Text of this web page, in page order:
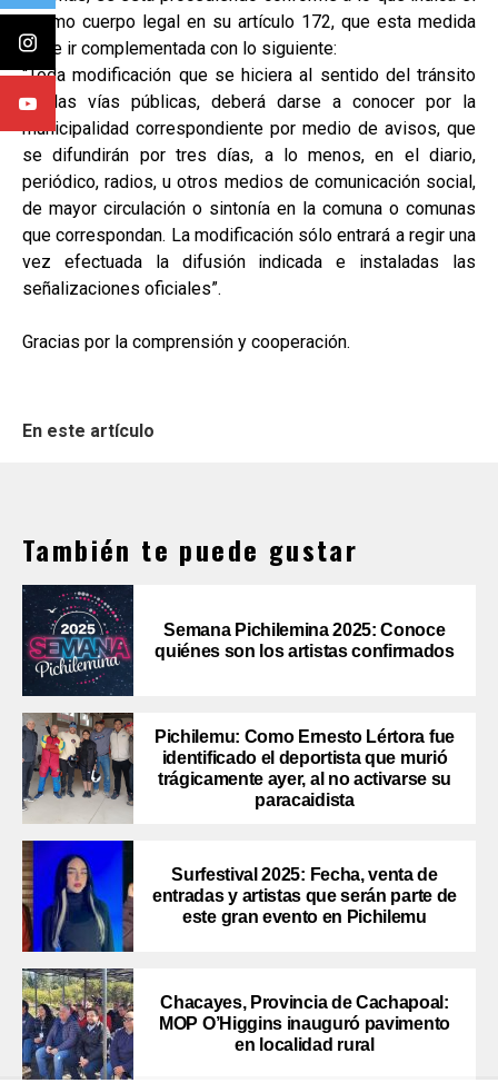
mismo cuerpo legal en su artículo 172, que esta medida
debe ir complementada con lo siguiente:
“Toda modificación que se hiciera al sentido del tránsito
de las vías públicas, deberá darse a conocer por la
municipalidad correspondiente por medio de avisos, que
se difundirán por tres días, a lo menos, en el diario,
periódico, radios, u otros medios de comunicación social,
de mayor circulación o sintonía en la comuna o comunas
que correspondan. La modificación sólo entrará a regir una
vez efectuada la difusión indicada e instaladas las
señalizaciones oficiales”.
Gracias por la comprensión y cooperación.
En este artículo
También te puede gustar
Semana Pichilemina 2025: Conoce
quiénes son los artistas confirmados
Pichilemu: Como Ernesto Lértora fue
identificado el deportista que murió
trágicamente ayer, al no activarse su
paracaidista
Surfestival 2025: Fecha, venta de
entradas y artistas que serán parte de
este gran evento en Pichilemu
Chacayes, Provincia de Cachapoal:
MOP O’Higgins inauguró pavimento
en localidad rural